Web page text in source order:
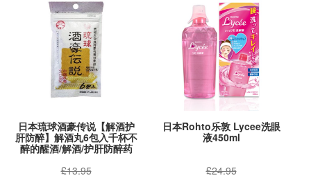
日本琉球酒豪传说【解酒护
肝防醉】解酒丸6包入千杯不
醉的醒酒/解酒/护肝防醉药
£13.95
日本Rohto乐敦 Lycee洗眼
液450ml
£24.95